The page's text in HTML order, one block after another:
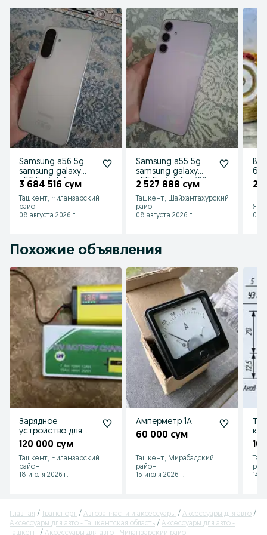
Samsung a56 5g
samsung galaxy
a56 5g telefon
3 684 516 сум
Ташкент, Чиланзарский
район
08 августа 2026 г.
Samsung a55 5g
samsung galaxy
a55 5g telefon 128
2 527 888 сум
Ташкент, Шайхантахурский
район
08 августа 2026 г.
2
08
Похожие объявления
Зарядное
устройство для
аккумулятора
автомобиля есть
доставка
120 000 сум
Ташкент, Чиланзарский
район
18 июля 2026 г.
Амперметр 1А
60 000 сум
Ташкент, Мирабадский
район
15 июля 2026 г.
10
14
Главная Транспорт Автозапчасти и аксессуары
Аксессуары для авто
Аксессуары для авто - Ташкентская область
Аксессуары для авто -
Ташкент
Аксессуары для авто - Чиланзарский район